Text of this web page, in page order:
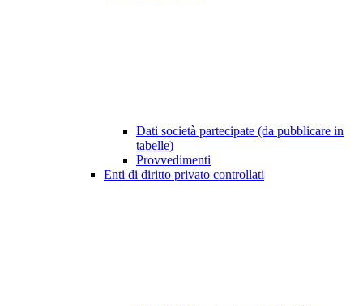
Dati società partecipate (da pubblicare in
tabelle)
Provvedimenti
Enti di diritto privato controllati